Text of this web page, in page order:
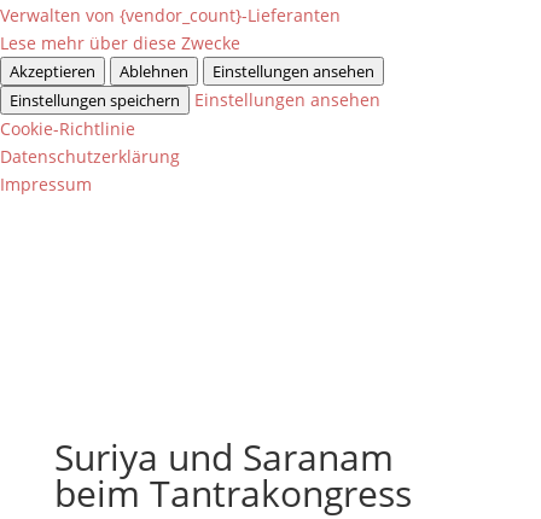
Verwalten von {vendor_count}-Lieferanten
Lese mehr über diese Zwecke
Akzeptieren Ablehnen
Einstellungen ansehen
Einstellungen speichern
Einstellungen ansehen
Cookie-Richtlinie
Datenschutzerklärung
Impressum
Suriya und Saranam
beim Tantrakongress